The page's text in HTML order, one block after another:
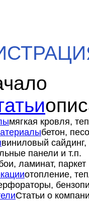
мягкая кровля,
бетон,
виниловый сайдинг,
панели и т.п.
ламинат, паркет
отопление,
Статьи о